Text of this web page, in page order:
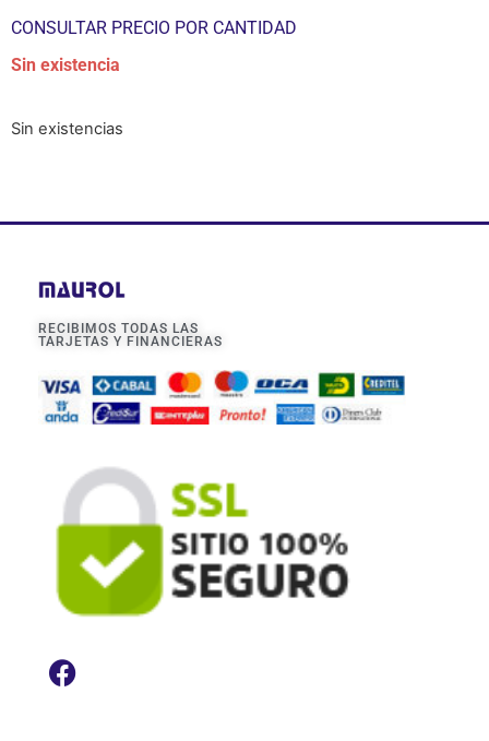
CONSULTAR PRECIO POR CANTIDAD
Sin existencia
Sin existencias
RECIBIMOS TODAS LAS
TARJETAS Y FINANCIERAS